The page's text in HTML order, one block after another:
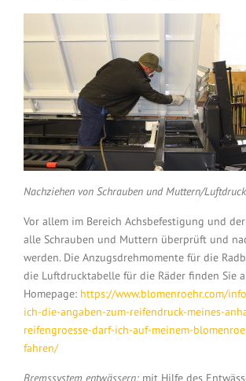
Nachziehen von Schrauben und Muttern/
Vor allem im Bereich Achsbefestigung und
alle Schrauben und Muttern überprüft und
werden. Die Anzugsdrehmomente für die
die Luftdrucktabelle für die Räder finden Sie
Homepage: https://www.blomenroehr.com/
ich-die-angaben-zum-reifendruck-meines-
reifengroesse-darf-ich-auf-meinem-
fahren/
Bremssystem entwässern: mit Hilfe des